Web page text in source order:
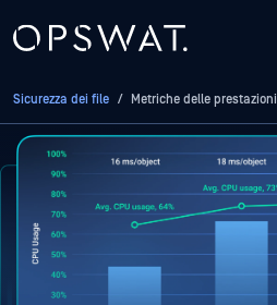
Sicurezza dei file / Metriche delle prestazioni